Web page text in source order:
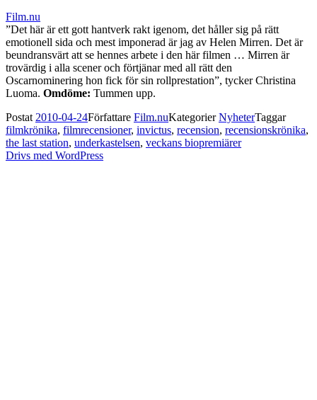
Film.nu
”Det här är ett gott hantverk rakt igenom, det håller sig på rätt
emotionell sida och mest imponerad är jag av Helen Mirren. Det är
beundransvärt att se hennes arbete i den här filmen … Mirren är
trovärdig i alla scener och förtjänar med all rätt den
Oscarnominering hon fick för sin rollprestation”, tycker Christina
Luoma. Omdöme: Tummen upp.
Postat 2010-04-24Författare Film.nuKategorierNyheterTaggar
filmkrönika, filmrecensioner, invictus, recension, recensionskrönika,
the last station, underkastelsen, veckans biopremiärer
Drivs med WordPress